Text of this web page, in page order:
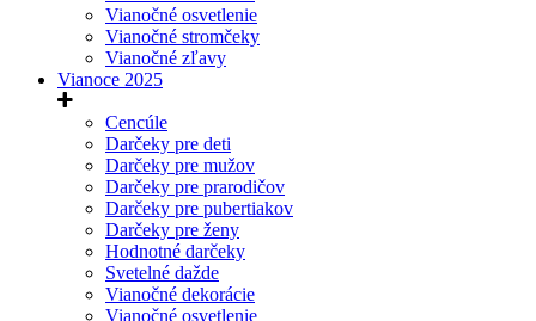
Vianočné osvetlenie
Vianočné stromčeky
Vianočné zľavy
Vianoce 2025
Cencúle
Darčeky pre deti
Darčeky pre mužov
Darčeky pre prarodičov
Darčeky pre pubertiakov
Darčeky pre ženy
Hodnotné darčeky
Svetelné dažde
Vianočné dekorácie
Vianočné osvetlenie